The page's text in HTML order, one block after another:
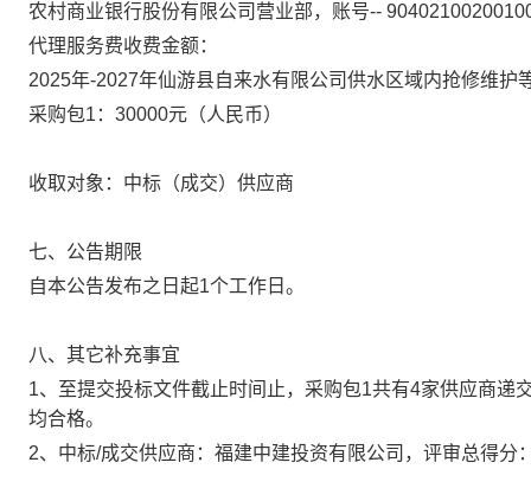
农村商业银行股份有限公司营业部，账号--
代理服务费收费金额：
2025年-2027年仙游县自来水有限公司供水区域内抢修维护
采购包1： 30000元（人民币）
收取对象：中标（成交）供应商
七、公告期限
自本公告发布之日起1个工作日。
八、其它补充事宜
1、至提交投标文件截止时间止，采购包1共有4家供应商递
均合格。
2、 中标/成交供应商：福建中建投资有限公司，评审总得分